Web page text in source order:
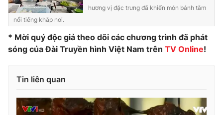
Thị trường
Lịch phát sóng
Chuyên mục khác
hương vị đặc trưng đã khiến món bánh tằm
nổi tiếng khắp nơi.
* Mời quý độc giả theo dõi các chương trình đã phát
sóng của Đài Truyền hình Việt Nam trên TV Online!
Tin liên quan